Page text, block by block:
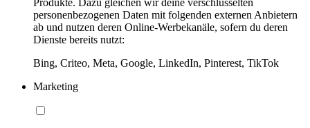
Produkte. Dazu gleichen wir deine verschlüsselten
personenbezogenen Daten mit folgenden externen Anbietern
ab und nutzen deren Online-Werbekanäle, sofern du deren
Dienste bereits nutzt:
Bing, Criteo, Meta, Google, LinkedIn, Pinterest, TikTok
Marketing